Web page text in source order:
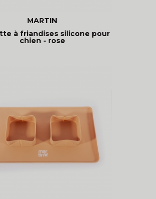
MARTIN
à friandises silicone pour
chien - rose